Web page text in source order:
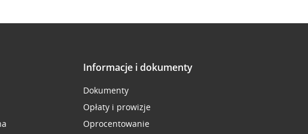
Informacje i dokumenty
Dokumenty
Opłaty i prowizje
Oprocentowanie